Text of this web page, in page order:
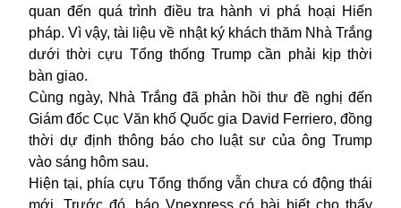
quan đến quá trình điều tra hành vi phá hoại Hiến
pháp. Vì vậy, tài liệu về nhật ký khách thăm Nhà Trắng
dưới thời cựu Tổng thống Trump cần phải kịp thời
bàn giao.
Cùng ngày, Nhà Trắng đã phản hồi thư đề nghị đến
Giám đốc Cục Văn khố Quốc gia David Ferriero, đồng
thời dự định thông báo cho luật sư của ông Trump
vào sáng hôm sau.
Hiện tại, phía cựu Tổng thống vẫn chưa có động thái
mới. Trước đó, báo Vnexpress có bài biết cho thấy